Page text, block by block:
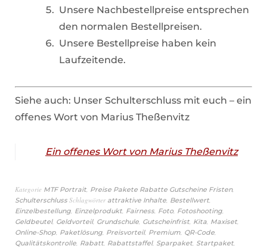
Unsere Nachbestellpreise entsprechen
den normalen Bestellpreisen.
Unsere Bestellpreise haben kein
Laufzeitende.
Siehe auch: Unser Schulterschluss mit euch – ein
offenes Wort von Marius Theßenvitz
Ein offenes Wort von Marius Theßenvitz
Kategorie MTF Portrait, Preise Pakete Rabatte Gutscheine Fristen,
Schulterschluss Schlagwörter attraktive Inhalte, Bestellwert,
Einzelbestellung, Einzelprodukt, Fairness, Foto, Fotoshooting,
Geldbeutel, Geldvorteil, Grundschule, Gutscheinfrist, Kita, Maxiset,
Online-Shop, Paketlösung, Preisvorteil, Premium, QR-Code,
Qualitätskontrolle, Rabatt, Rabattstaffel, Sparpaket, Startpaket,